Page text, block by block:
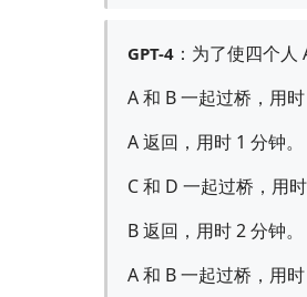
GPT-4 ：为了使四个
A 和 B 一起过桥，用时
A 返回，用时 1 分钟。
C 和 D 一起过桥，用时
B 返回，用时 2 分钟。
A 和 B 一起过桥，用时